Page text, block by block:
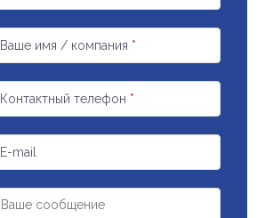
Ваше имя / компания *
Контактный телефон *
E-mail